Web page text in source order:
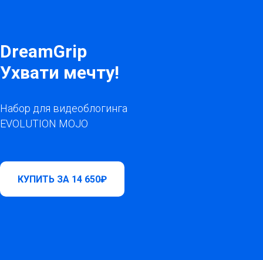
DreamGrip
Ухвати мечту!
Набор для видеоблогинга
EVOLUTION MOJO
КУПИТЬ ЗА 14 650₽